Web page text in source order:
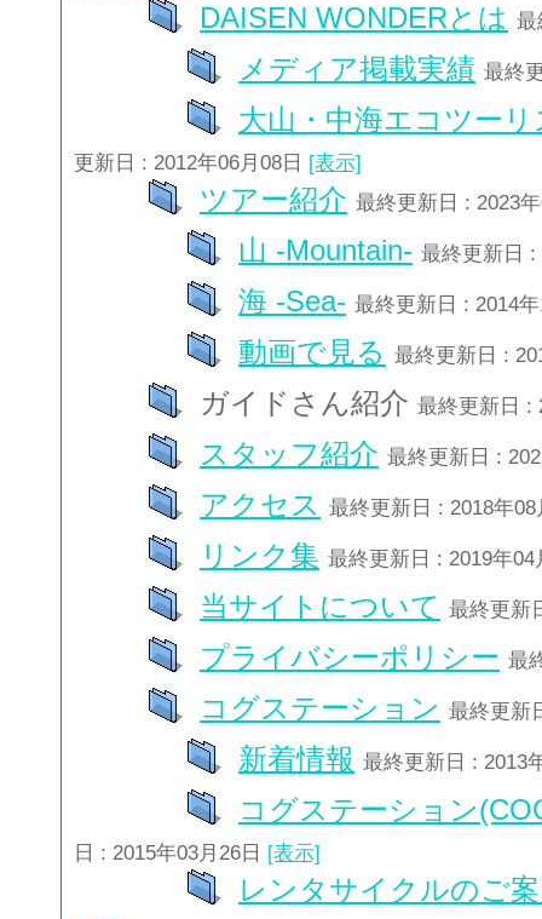
DAISEN WONDERとは 最
メディア掲載実績 最終
大山・中海エコツー
更新日 : 2012年06月08日 [表示]
ツアー紹介 最終更新日 : 2023
山 -Mountain- 最終更新日
海 -Sea- 最終更新日 : 2014
動画で見る 最終更新日 :
ガイドさん紹介 最終更新日 :
スタッフ紹介 最終更新日 :
アクセス 最終更新日 : 2018年
リンク集 最終更新日 : 2019年
当サイトについて 最終更新
プライバシーポリシー 最
コグステーション 最終更新
新着情報 最終更新日 : 2013
コグステーション
日 : 2015年03月26日 [表示]
レンタサイクルのご